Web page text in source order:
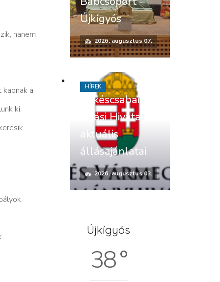
hanem
a
ki.
Újkígyós
2026. augusztus 07.
Békéscsabai
Járási Hivatal
aktuális
állásajánlatai
2026. augusztus 03.
HÍREK
Újkígyós
38 °